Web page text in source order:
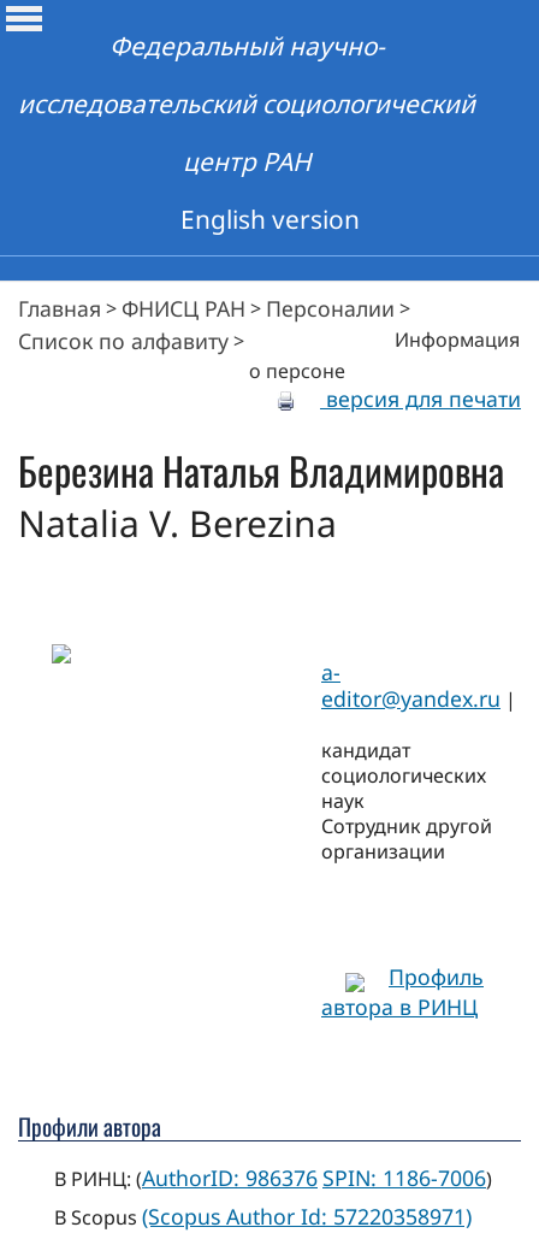
Федеральный научно-
исследовательский социологический
центр РАН
English version
Главная > ФНИСЦ РАН > Персоналии >
Список по алфавиту>
Информация
о персоне
версия для печати
Березина Наталья Владимировна
Natalia V. Berezina
a-
editor@yandex.ru |
кандидат
социологических
наук
Сотрудник другой
организации
Профиль
автора в РИНЦ
Профили автора
В РИНЦ: (AuthorID: 986376 SPIN: 1186-7006)
В Scopus (Scopus Author Id: 57220358971)